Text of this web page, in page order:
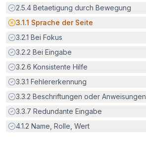
Erfüllt:
2.5.4 Betaetigung durch Bewegung
Potenzielle Barriere:
3.1.1 Sprache der Seite
Erfüllt:
3.2.1 Bei Fokus
Erfüllt:
3.2.2 Bei Eingabe
Erfüllt:
3.2.6 Konsistente Hilfe
Erfüllt:
3.3.1 Fehlererkennung
Erfüllt:
3.3.2 Beschriftungen oder Anweisungen
Erfüllt:
3.3.7 Redundante Eingabe
Erfüllt:
4.1.2 Name, Rolle, Wert